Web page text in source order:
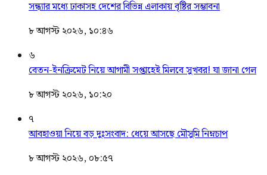
সন্ধ্যার মধ্যে ঢাকাসহ দেশের বিভিন্ন এলাকায় বৃষ্টির সম্ভাবনা
৮ আগস্ট ২০২৬, ১০:৪৬
৬
বেতন-ইনক্রিমেট নিয়ে আগামী সপ্তাহেই মিলবে সুখবর! যা জানা গেল
৮ আগস্ট ২০২৬, ১০:২০
৭
আবহাওয়া নিয়ে বড় দুঃসংবাদ: ধেয়ে আসছে মৌসুমি নিম্নচাপ
৮ আগস্ট ২০২৬, ০৮:৫৭